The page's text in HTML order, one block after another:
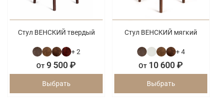
Стул ВЕНСКИЙ твердый
+ 2
От 9 500 ₽
Выбрать
Стул ВЕНСКИЙ мягкий
+ 4
От 10 600 ₽
Выбрать